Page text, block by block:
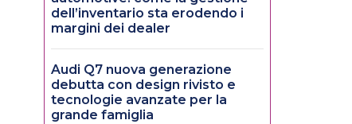
dell’inventario sta erodendo i
margini dei dealer
Audi Q7 nuova generazione
debutta con design rivisto e
tecnologie avanzate per la
grande famiglia